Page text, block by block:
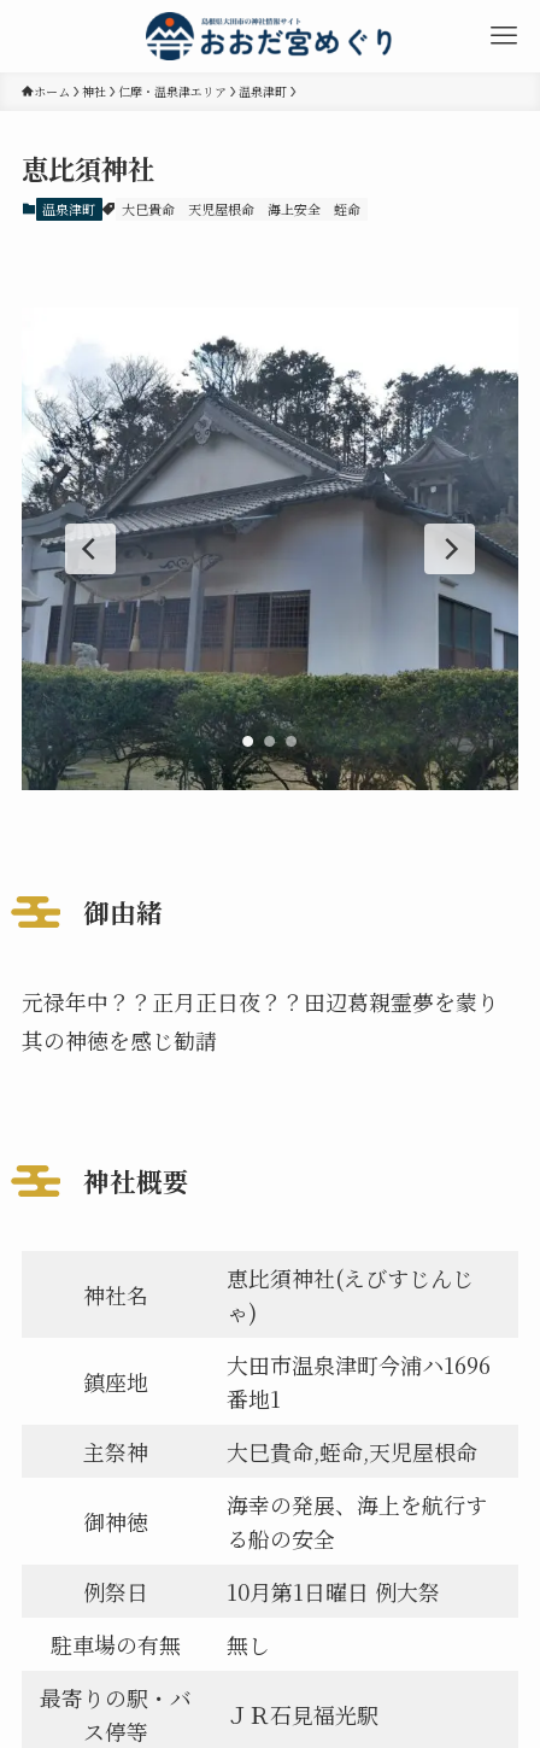
ホーム 神社 仁摩・温泉津エリア 温泉津町
恵比須神社
温泉津町 大巳貴命 天児屋根命 海上安全 蛭命
御由緒
元禄年中？？正月正日夜？？田辺葛親霊夢を蒙り
其の神徳を感じ勧請
神社概要
神社名
恵比須神社(えびすじんじ
ゃ)
鎮座地
大田市温泉津町今浦ハ1696
番地1
主祭神
大巳貴命,蛭命,天児屋根命
御神徳
海幸の発展、海上を航行す
る船の安全
例祭日
10月第1日曜日 例大祭
駐車場の有無
無し
最寄りの駅・バ
ス停等
ＪＲ石見福光駅